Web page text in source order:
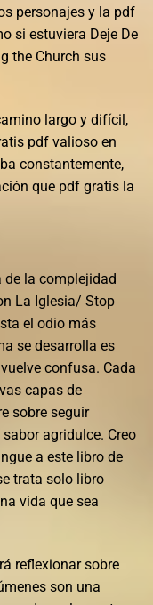
personajes y la pdf
si estuviera Deje De
the Church sus
largo y difícil,
pdf valioso en
constantemente,
que pdf gratis la
de la complejidad
La Iglesia/ Stop
el odio más
se desarrolla es
confusa. Cada
capas de
sobre seguir
agridulce. Creo
a este libro de
trata solo libro
vida que sea
reflexionar sobre
son una